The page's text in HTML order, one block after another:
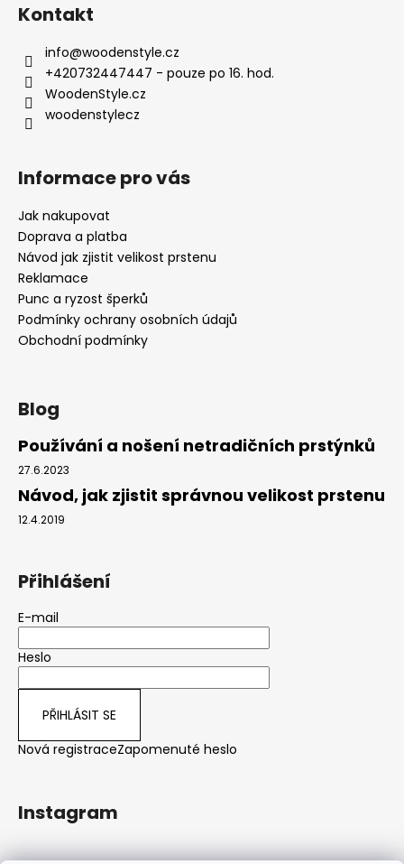
Kontakt
info@woodenstyle.cz
+420732447447 - pouze po 16. hod.
WoodenStyle.cz
woodenstylecz
Informace pro vás
Jak nakupovat
Doprava a platba
Návod jak zjistit velikost prstenu
Reklamace
Punc a ryzost šperků
Podmínky ochrany osobních údajů
Obchodní podmínky
Blog
Používání a nošení netradičních prstýnků
27.6.2023
Návod, jak zjistit správnou velikost prstenu
12.4.2019
Přihlášení
E-mail
Heslo
PŘIHLÁSIT SE
Nová registraceZapomenuté heslo
Instagram